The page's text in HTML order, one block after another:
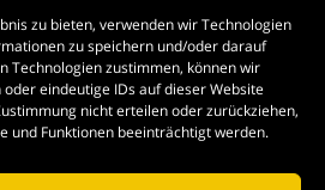
zu bieten, verwenden wir Technologien
zu speichern und/oder darauf
Technologien zustimmen, können wir
eindeutige IDs auf dieser Website
nicht erteilen oder zurückziehen,
und Funktionen beeinträchtigt werden.
Spielplan
Kontakt
Tickets